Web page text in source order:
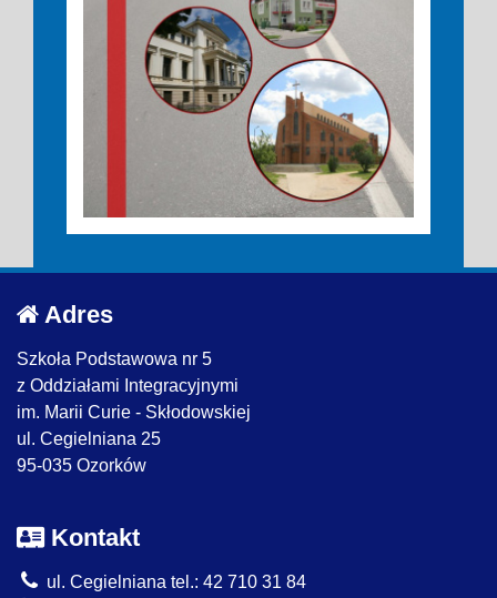
Adres
Szkoła Podstawowa nr 5
z Oddziałami Integracyjnymi
im. Marii Curie - Skłodowskiej
ul. Cegielniana 25
95-035 Ozorków
Kontakt
ul. Cegielniana tel.: 42 710 31 84